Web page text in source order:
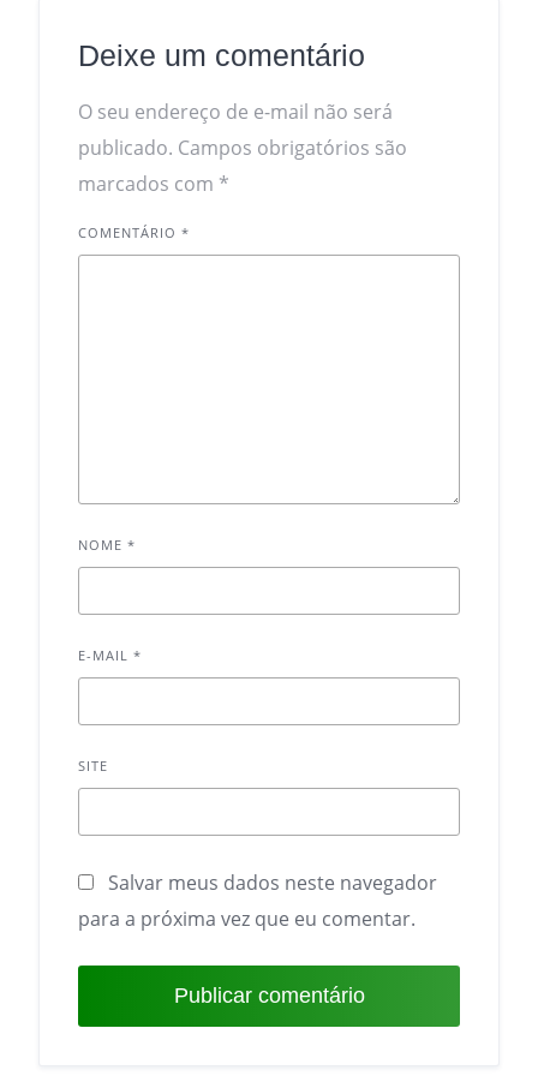
Deixe um comentário
O seu endereço de e-mail não será
publicado. Campos obrigatórios são
marcados com *
COMENTÁRIO *
NOME *
E-MAIL *
SITE
Salvar meus dados neste navegador
para a próxima vez que eu comentar.